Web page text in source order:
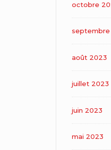
octobre
septembre
août 2023
juillet 2023
juin 2023
mai 2023